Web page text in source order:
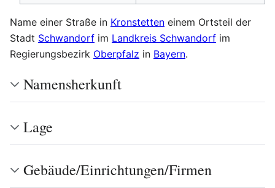
Name einer Straße in Kronstetten einem Ortsteil der
Stadt Schwandorf im Landkreis Schwandorf im
Regierungsbezirk Oberpfalz in Bayern.
Namensherkunft
Lage
Gebäude/Einrichtungen/Firmen